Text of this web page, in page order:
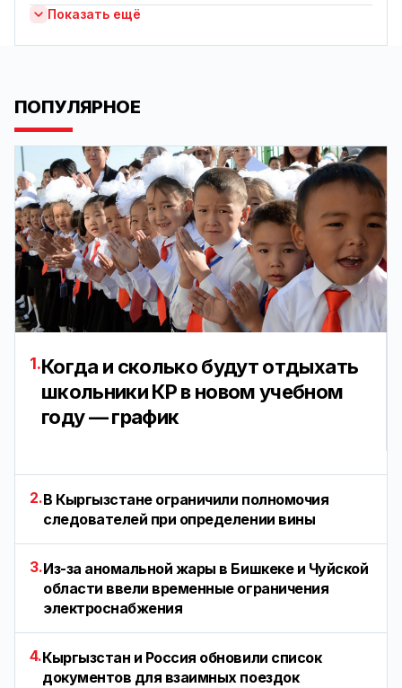
Показать ещё
ПОПУЛЯРНОЕ
1.Когда и сколько будут отдыхать
школьники КР в новом учебном
году — график
2.В Кыргызстане ограничили полномочия
следователей при определении вины
3.Из-за аномальной жары в Бишкеке и Чуйской
области ввели временные ограничения
электроснабжения
4.Кыргызстан и Россия обновили список
документов для взаимных поездок